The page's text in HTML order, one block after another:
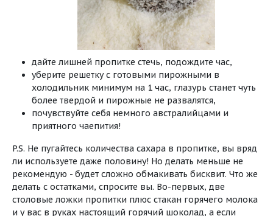
дайте лишней пропитке стечь, подождите час,
уберите решетку с готовыми пирожными в
холодильник минимум на 1 час, глазурь станет чуть
более твердой и пирожные не развалятся,
почувствуйте себя немного австралийцами и
приятного чаепития!
P.S. Не пугайтесь количества сахара в пропитке, вы вряд
ли используете даже половину! Но делать меньше не
рекомендую - будет сложно обмакивать бисквит. Что же
делать с остатками, спросите вы. Во-первых, две
столовые ложки пропитки плюс стакан горячего молока
и у вас в руках настоящий горячий шоколад, а если